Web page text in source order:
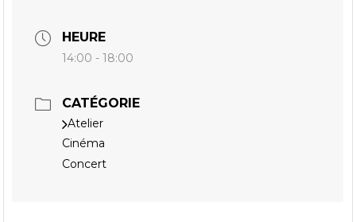
HEURE
14:00 - 18:00
CATÉGORIE
Atelier
Cinéma
Concert